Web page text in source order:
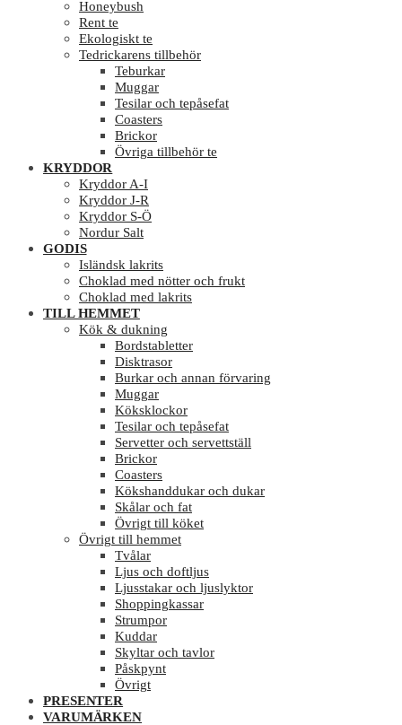
Honeybush
Rent te
Ekologiskt te
Tedrickarens tillbehör
Teburkar
Muggar
Tesilar och tepåsefat
Coasters
Brickor
Övriga tillbehör te
KRYDDOR
Kryddor A-I
Kryddor J-R
Kryddor S-Ö
Nordur Salt
GODIS
Isländsk lakrits
Choklad med nötter och frukt
Choklad med lakrits
TILL HEMMET
Kök & dukning
Bordstabletter
Disktrasor
Burkar och annan förvaring
Muggar
Köksklockor
Tesilar och tepåsefat
Servetter och servettställ
Brickor
Coasters
Kökshanddukar och dukar
Skålar och fat
Övrigt till köket
Övrigt till hemmet
Tvålar
Ljus och doftljus
Ljusstakar och ljuslyktor
Shoppingkassar
Strumpor
Kuddar
Skyltar och tavlor
Påskpynt
Övrigt
PRESENTER
VARUMÄRKEN